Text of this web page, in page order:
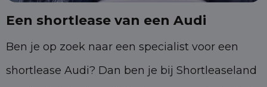
Een shortlease van een Audi
Ben je op zoek naar een specialist voor een
shortlease Audi? Dan ben je bij Shortleaseland